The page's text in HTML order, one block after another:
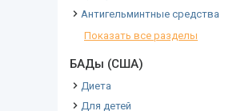
Антигельминтные средства
Показать все разделы
БАДы (США)
Диета
Для детей